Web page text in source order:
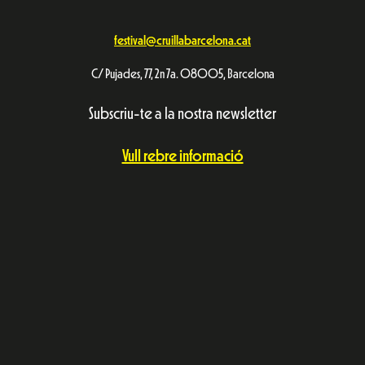
festival@cruillabarcelona.cat
C/ Pujades, 77, 2n 7a. 08005, Barcelona
Subscriu-te a la nostra newsletter
Vull rebre informació